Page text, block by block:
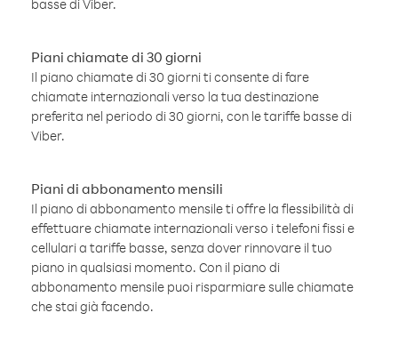
basse di Viber.
Piani chiamate di 30 giorni
Il piano chiamate di 30 giorni ti consente di fare
chiamate internazionali verso la tua destinazione
preferita nel periodo di 30 giorni, con le tariffe basse di
Viber.
Piani di abbonamento mensili
Il piano di abbonamento mensile ti offre la flessibilità di
effettuare chiamate internazionali verso i telefoni fissi e
cellulari a tariffe basse, senza dover rinnovare il tuo
piano in qualsiasi momento. Con il piano di
abbonamento mensile puoi risparmiare sulle chiamate
che stai già facendo.